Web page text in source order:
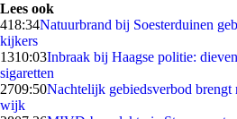
Lees ook
418:34Natuurbrand bij Soesterduinen
kijkers
1310:03Inbraak bij Haagse politie:
sigaretten
2709:50Nachtelijk gebiedsverbod brengt
wijk